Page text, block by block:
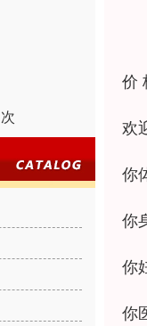
价
欢
你
你
你
你